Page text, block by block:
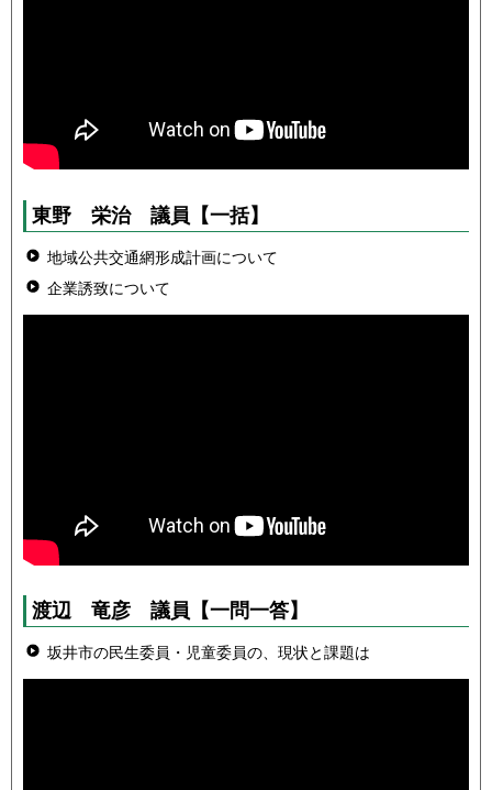
東野 栄治 議員 【一括】
地域公共交通網形成計画について
企業誘致について
渡辺 竜彦 議員 【一問一答】
坂井市の民生委員・児童委員の、現状と課題は